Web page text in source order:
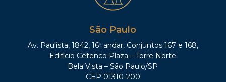
São Paulo
Av. Paulista, 1842, 16º andar, Conjuntos 167 e 168,
Edifício Cetenco Plaza – Torre Norte
Bela Vista – São Paulo/SP
CEP 01310-200